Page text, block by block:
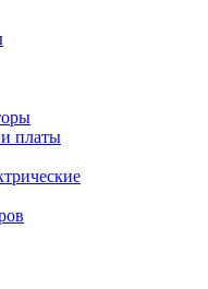
платы